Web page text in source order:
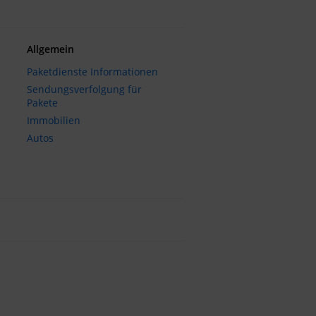
Allgemein
Paketdienste Informationen
Sendungsverfolgung für
Pakete
Immobilien
Autos